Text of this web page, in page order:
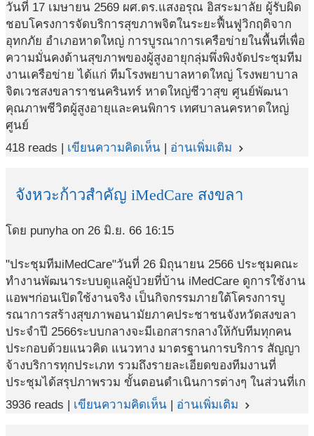
วันที่ 17 เมษายน 2569 ผศ.ดร.แสงอรุณ อิสระมาลัย ผู้รับผิด
ชอบโครงการจัดบริการสุขภาพจิตในระยะฟื้นฟูวิกฤติจาก
อุทกภัย อำเภอหาดใหญ่ การบูรณาการเครือข่ายในพื้นที่เพื่อ
ความมั่นคงด้านสุขภาพของผู้สูงอายุกลุ่มพึ่งพิงจัดประชุมทีม
งานเครือข่าย ได้แก่ ทีมโรงพยาบาลหาดใหญ่ โรงพยาบาล
จิตเวชสงขลาราชนครินทร์ หาดใหญ่ชีวาสุข ศูนย์พัฒนา
คุณภาพชีวิตผู้สูงอายุและคนพิการ เทศบาลนครหาดใหญ่
ศูนย์
418 reads | เขียนความคิดเห็น | อ่านเพิ่มเติม navigate_next
จังหวะก้าวสำคัญ iMedCare สงขลา
โดย punyha on 26 มิ.ย. 66 16:15
"ประชุมทีมiMedCare"วันที่ 26 มิถุนายน 2566 ประชุมคณะ
ทำงานพัฒนาระบบดูแลผู้ป่วยที่บ้าน iMedCare ดูการใช้งาน
แอพฯก่อนเปิดใช้งานจริง เป็นกิจกรรมภายใต้โครงการบู
รณาการสร้างสุขภาพอนามัยภาคประชาชนจังหวัดสงขลา
ประจำปี 2566ระบบกลางจะมีเอกสารกลางให้กับทีมทุกคน
ประกอบด้วยแนวคิด แนวทาง มาตรฐานการบริการ สัญญา
จ้างบริการทุกประเภท รวมถึงรายละเอียดของทีมงานที่
ประชุมได้สรุปภาพรวม ขั้นตอนดำเนินการต่างๆ ในส่วนที่เก
3936 reads | เขียนความคิดเห็น | อ่านเพิ่มเติม navigate_next